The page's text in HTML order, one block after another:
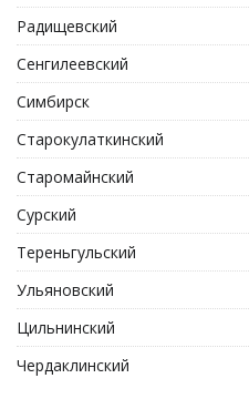
Радищевский
Сенгилеевский
Симбирск
Старокулаткинский
Старомайнский
Сурский
Тереньгульский
Ульяновский
Цильнинский
Чердаклинский